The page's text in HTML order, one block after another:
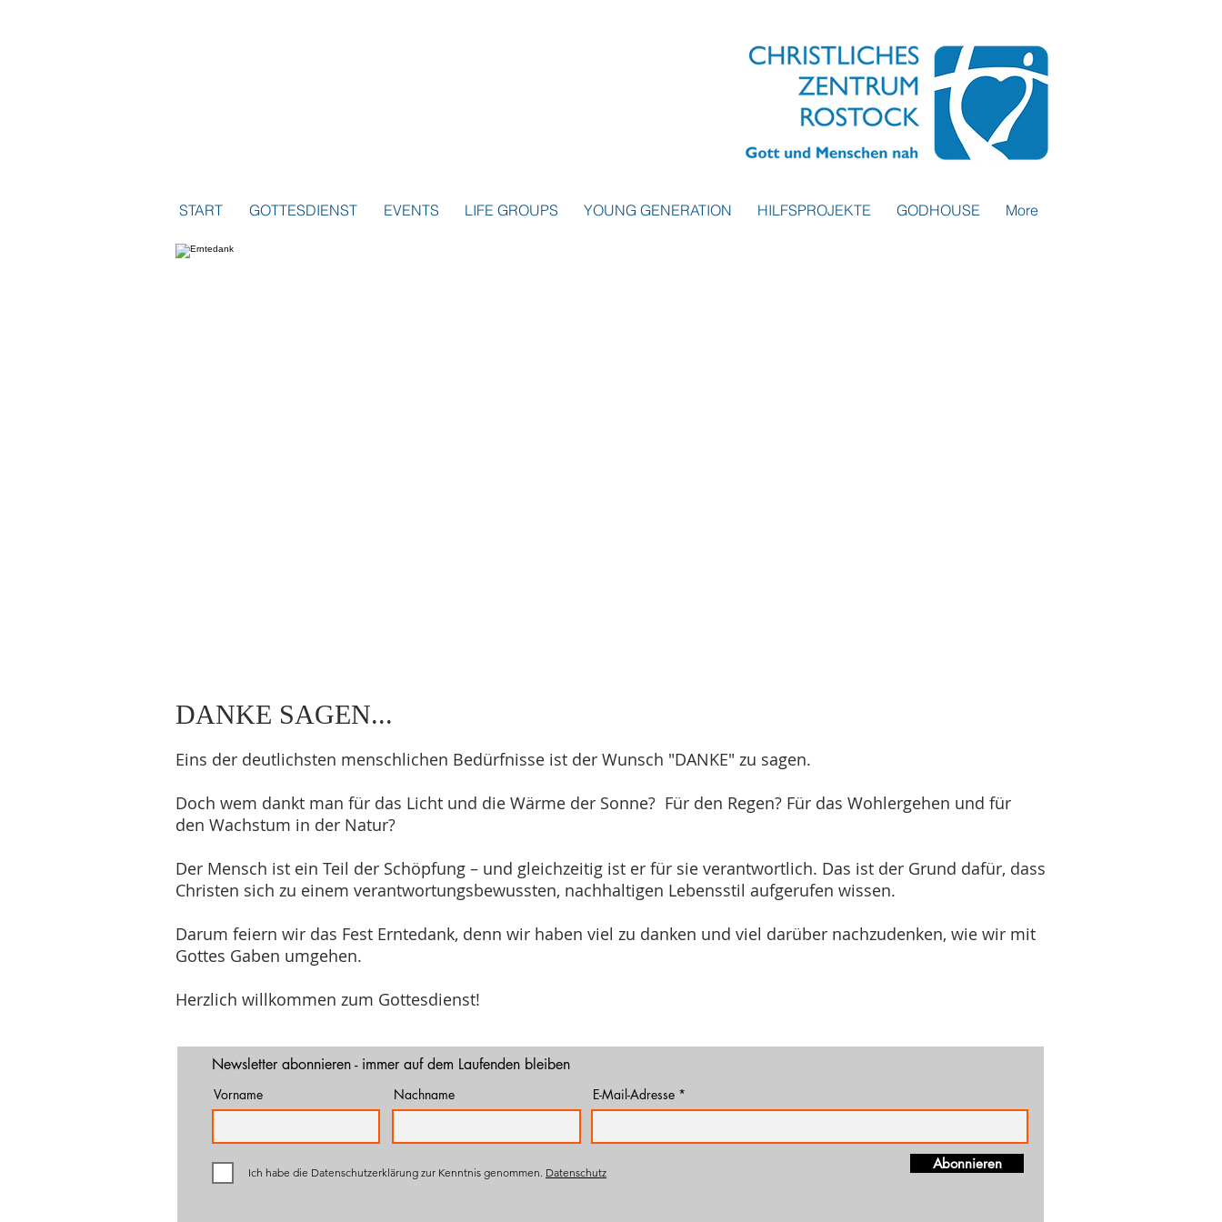
START GOTTESDIENST EVENTS LIFE GROUPS YOUNG GENERATION HILFSPROJEKTE GODHOUSE More
DANKE SAGEN...
Eins der deutlichsten menschlichen Bedürfnisse ist der Wunsch "DANKE" zu sagen.
Doch wem dankt man für das Licht und die Wärme der Sonne? Für den Regen? Für das Wohlergehen und für
den Wachstum in der Natur?
Der Mensch ist ein Teil der Schöpfung – und gleichzeitig ist er für sie verantwortlich. Das ist der Grund dafür, dass
Christen sich zu einem verantwortungsbewussten, nachhaltigen Lebensstil aufgerufen wissen.
Darum feiern wir das Fest Erntedank, denn wir haben viel zu danken und viel darüber nachzudenken, wie wir mit
Gottes Gaben umgehen.
Herzlich willkommen zum Gottesdienst!
Newsletter abonnieren - immer auf dem Laufenden bleiben
Vorname Nachname E-Mail-Adresse
Ich habe die Datenschutzerklärung zur Kenntnis genommen. Datenschutz
Abonnieren